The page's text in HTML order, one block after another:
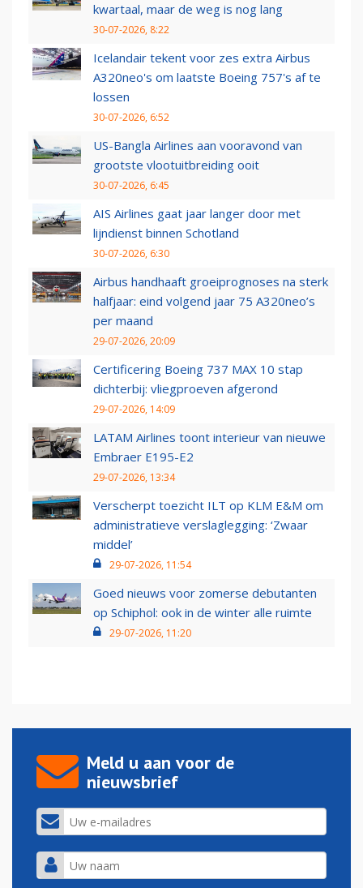
kwartaal, maar de weg is nog lang
30-07-2026, 8:22
Icelandair tekent voor zes extra Airbus
A320neo's om laatste Boeing 757's af te
lossen
30-07-2026, 6:52
US-Bangla Airlines aan vooravond van
grootste vlootuitbreiding ooit
30-07-2026, 6:45
AIS Airlines gaat jaar langer door met
lijndienst binnen Schotland
30-07-2026, 6:30
Airbus handhaaft groeiprognoses na sterk
halfjaar: eind volgend jaar 75 A320neo’s
per maand
29-07-2026, 20:09
Certificering Boeing 737 MAX 10 stap
dichterbij: vliegproeven afgerond
29-07-2026, 14:09
LATAM Airlines toont interieur van nieuwe
Embraer E195-E2
29-07-2026, 13:34
Verscherpt toezicht ILT op KLM E&M om
administratieve verslaglegging: ‘Zwaar
middel’
29-07-2026, 11:54
Goed nieuws voor zomerse debutanten
op Schiphol: ook in de winter alle ruimte
29-07-2026, 11:20
Meld u aan voor de
nieuwsbrief